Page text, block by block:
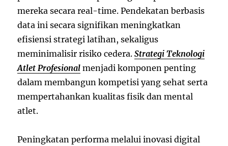
mereka secara real-time. Pendekatan berbasis
data ini secara signifikan meningkatkan
efisiensi strategi latihan, sekaligus
meminimalisir risiko cedera.Strategi Teknologi
Atlet Profesional menjadi komponen penting
dalam membangun kompetisi yang sehat serta
mempertahankan kualitas fisik dan mental
atlet.
Peningkatan performa melalui inovasi digital